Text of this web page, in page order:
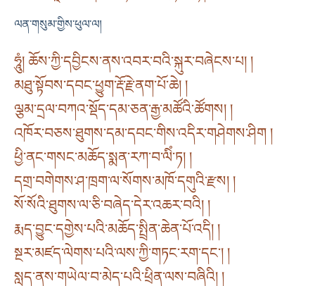
ལན་གསུམ་གྱིས་ཕུལ་ལ།
ཧཱུཾ། ཆོས་ཀྱི་དབྱིངས་ནས་འབར་བའི་སྐུར་བཞེངས་པ། །
མཐུ་སྟོབས་དབང་ཕྱུག་རྡོ་རྗེ་ནག་པོ་ཆེ། །
ལྕམ་དྲལ་བཀའ་སྡོད་དམ་ཅན་རྒྱ་མཚོའི་ཚོགས། །
འཁོར་བཅས་ཐུགས་དམ་དབང་གིས་འདིར་གཤེགས་ཤིག །
ཕྱི་ནང་གསང་མཆོད་སྨན་རཀ་བ་ལིཾ་ཏ། །
དགྲ་བགེགས་ཤ་ཁྲག་ལ་སོགས་མཁོ་དགུའི་རྫས། །
སོ་སོའི་ཐུགས་ལ་ཅི་བཞེད་དེར་འཆར་བའི། །
རྨད་བྱུང་དགྱེས་པའི་མཆོད་སྤྲིན་ཆེན་པོ་འདི། །
སྔར་མཛད་ལེགས་པའི་ལས་ཀྱི་གཏང་རག་དང༌། །
སླད་ནས་གཡེལ་བ་མེད་པའི་ཕྲིན་ལས་བཞིའི། །